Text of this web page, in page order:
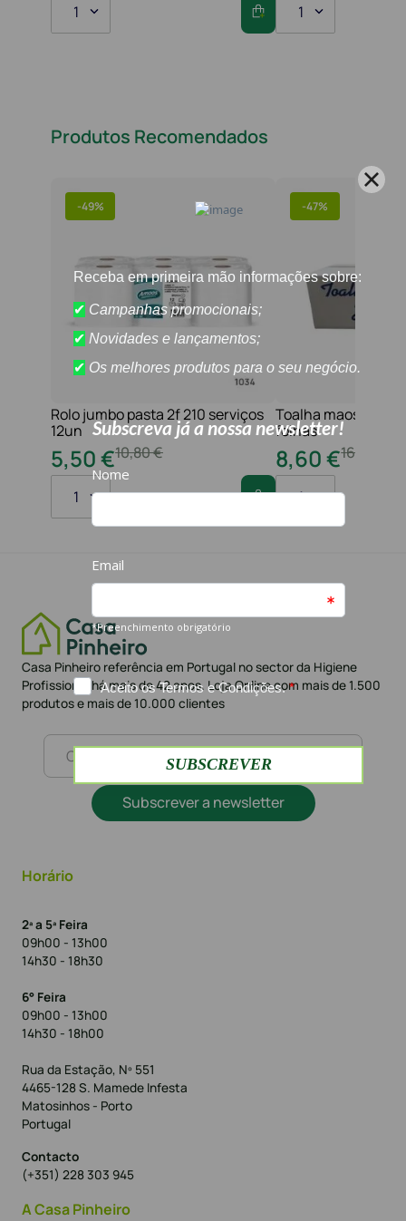
1 1
Produtos Recomendados
-49%
Rolo jumbo pasta 2f 210 serviços
12un
10,80€
5,50€
1
-47%
Toalha maos 2f
folhas
16
8,60€
1
Casa Pinheiro referência em Portugal no sector da Higiene
Profissional há mais de 42 anos. Loja Online com mais de 1.500
produtos e mais de 10.000 clientes
Subscrever a newsletter
Horário
2ª a 5ª Feira
09h00 - 13h00
14h30 - 18h30
6° Feira
09h00 - 13h00
14h30 - 18h00
Rua da Estação, Nº 551
4465-128 S. Mamede Infesta
Matosinhos - Porto
Portugal
Contacto
(+351) 228 303 945
A Casa Pinheiro